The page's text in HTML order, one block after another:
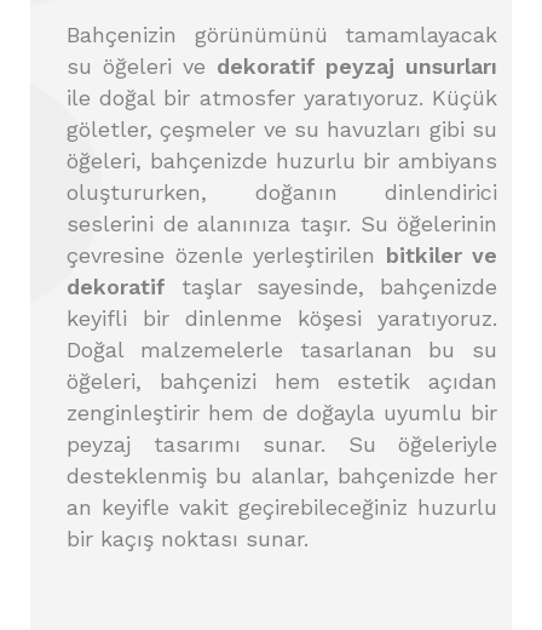
Bahçenizin görünümünü tamamlayacak
su öğeleri ve dekoratif peyzaj unsurları
ile doğal bir atmosfer yaratıyoruz. Küçük
göletler, çeşmeler ve su havuzları gibi su
öğeleri, bahçenizde huzurlu bir ambiyans
oluştururken, doğanın dinlendirici
seslerini de alanınıza taşır. Su öğelerinin
çevresine özenle yerleştirilen bitkiler ve
dekoratif taşlar sayesinde, bahçenizde
keyifli bir dinlenme köşesi yaratıyoruz.
Doğal malzemelerle tasarlanan bu su
öğeleri, bahçenizi hem estetik açıdan
zenginleştirir hem de doğayla uyumlu bir
peyzaj tasarımı sunar. Su öğeleriyle
desteklenmiş bu alanlar, bahçenizde her
an keyifle vakit geçirebileceğiniz huzurlu
bir kaçış noktası sunar.